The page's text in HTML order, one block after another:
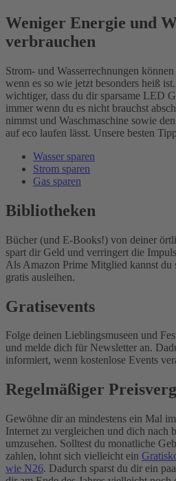
Weniger Energie und
verbrauchen
Strom- und Wasserrechnungen
wenn es so wie jetzt besonders heiß
wichtiger, dass du dir sparsame LED
immer wenn du es nicht brauchst
nimmst und Waschmaschine sowie
auf eco laufen lässt. Unsere besten
Wasser sparen
Strom sparen
Gas sparen
Bibliotheken
Bücher (und E-Books!) von deiner
spart dir Geld und verringert die
Als Amazon Prime Mitglied kannst
gratis ausleihen.
Gratisevents
Folge deinen Lieblingsmuseen und
und melde dich für Newsletter an.
informiert, wenn kostenlose Events
Regelmäßiger
Gewöhne dir an mindestens ein Mal
Internet zu vergleichen und dich nach
umzusehen. Solltest du monatliche
zahlen, lohnt sich vielleicht ein
wie N26. Dadurch sparst du dir ein